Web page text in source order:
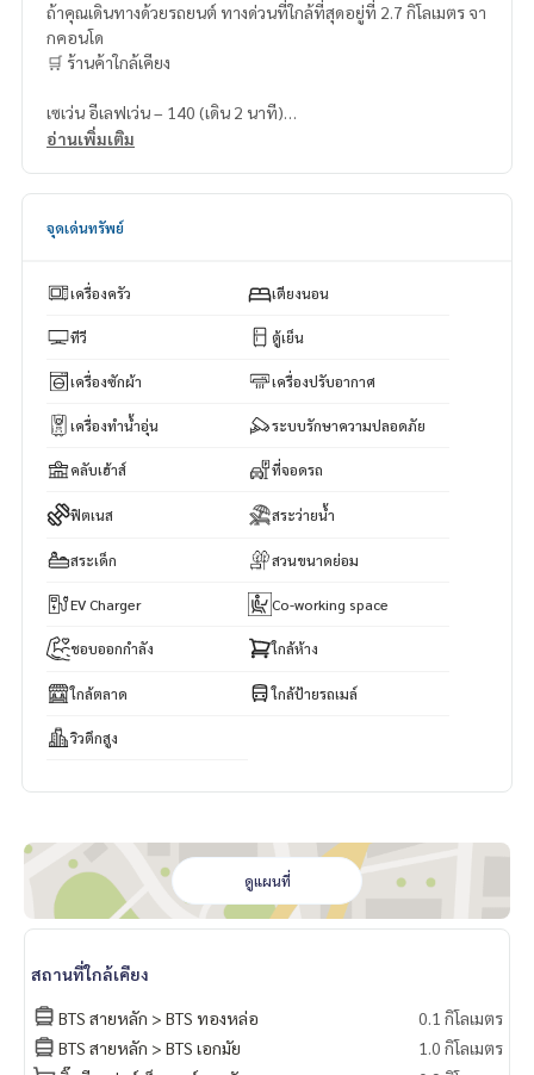
ถ้าคุณเดินทางด้วยรถยนต์ ทางด่วนที่ใกล้ที่สุดอยู่ที่ 2.7 กิโลเมตร จา
กคอนโด
🛒 ร้านค้าใกล้เคียง
เซเว่น อีเลฟเว่น – 140 (เดิน 2 นาที)
แว่นท็อปเจริญ – 220 เมตร (เดิน 3 นาที)
อ่านเพิ่มเติม
จุดเด่นทรัพย์
เครื่องครัว เตียงนอน
ทีวี ตู้เย็น
เครื่องซักผ้า เครื่องปรับอากาศ
เครื่องทำน้ำอุ่น ระบบรักษาความปลอดภัย
คลับเฮ้าส์ ที่จอดรถ
ฟิตเนส สระว่ายน้ำ
สระเด็ก สวนขนาดย่อม
EV Charger Co-working space
ชอบออกกำลัง ใกล้ห้าง
ใกล้ตลาด ใกล้ป้ายรถเมล์
วิวตึกสูง
ดูแผนที่
สถานที่ใกล้เคียง
BTS สายหลัก > BTS ทองหล่อ
0.1 กิโลเมตร
BTS สายหลัก > BTS เอกมัย
1.0 กิโลเมตร